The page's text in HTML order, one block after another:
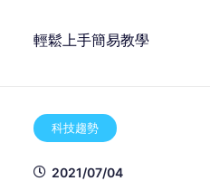
輕鬆上手簡易教學
科技趨勢
2021/07/04